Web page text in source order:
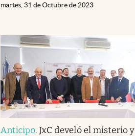
martes, 31 de Octubre de 2023
Anticipo.JxC develó el misterio y